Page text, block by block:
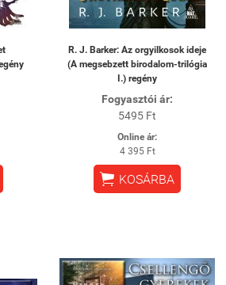
R. J. Barker: Az orgyilkosok ideje
(A megsebzett birodalom-trilógia
I.) regény
Fogyasztói ár:
5495 Ft
Online ár:
4 395 Ft
 KOSÁRBA